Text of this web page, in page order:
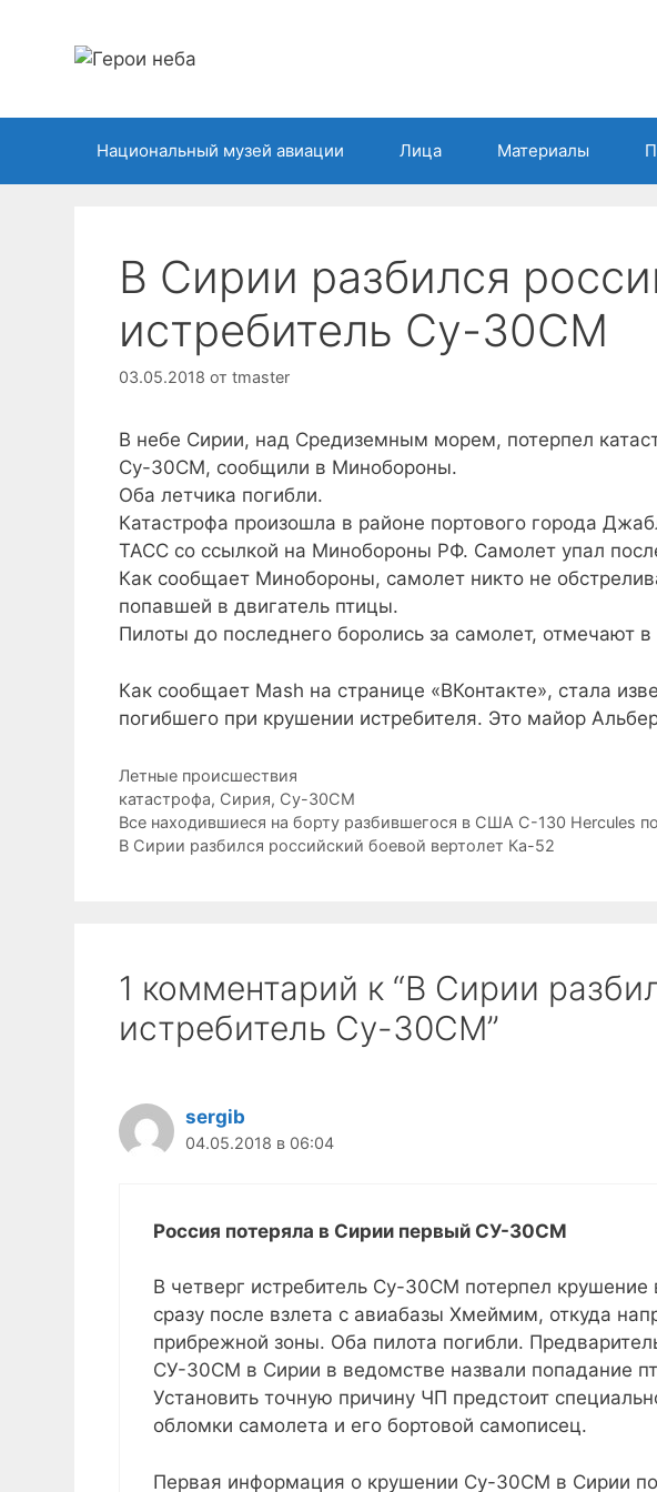
содержимому
Национальный музей авиации Лица Материалы
В Сирии разбился
истребитель Су-30СМ
03.05.2018 от tmaster
В небе Сирии, над Средиземным морем, потерпел
Су-30СМ, сообщили в Минобороны.
Оба летчика погибли.
Катастрофа произошла в районе портового города
ТАСС со ссылкой на Минобороны РФ. Самолет упал
Как сообщает Минобороны, самолет никто не
попавшей в двигатель птицы.
Пилоты до последнего боролись за самолет, отмечают
Как сообщает Mash на странице «ВКонтакте», стала
погибшего при крушении истребителя. Это майор
Рубрики
Летные происшествия
Метки
катастрофа, Сирия, Су-30СМ
Все находившиеся на борту разбившегося в США С-130 Hercules
В Сирии разбился российский боевой вертолет Ка-52
1 комментарий к “В Сирии
истребитель Су-30СМ”
sergib
04.05.2018 в 06:04
Россия потеряла в Сирии первый СУ-30СМ
В четверг истребитель Су-30СМ потерпел
сразу после взлета с авиабазы Хмеймим, откуда
прибрежной зоны. Оба пилота погибли.
СУ-30СМ в Сирии в ведомстве назвали попадание
Установить точную причину ЧП предстоит
обломки самолета и его бортовой самописец.
Первая информация о крушении Су-30СМ в Сирии